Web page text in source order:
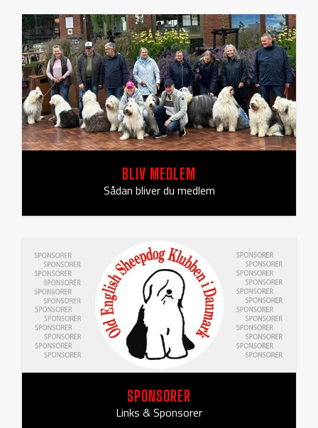
BLIV MEDLEM
Sådan bliver du medlem
SPONSORER
Links & Sponsorer